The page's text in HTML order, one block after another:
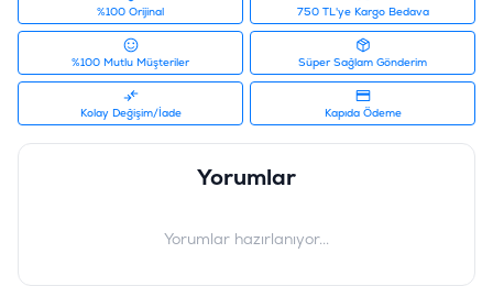
(100Mg/kg), İnulin (90Mg/kg), Devedikeni (75Mg/kg), Yalancı İğde
(75 Mg/kg), Alman Papatyası (30 Mg/kg), Karanfil (30Mg/kg),
Adaçayı (25Mg/kg)
Ürün Filtreleri
Balıklı, Somonlu, Tavşan Etli
8595602521067
%100 Orijinal 750 TL'ye Kargo Bedava
%100 Mutlu Müşteriler Süper Sağlam Gönderim
Kolay Değişim/İade Kapıda Ödeme
Yorumlar
Yorumlar hazırlanıyor...